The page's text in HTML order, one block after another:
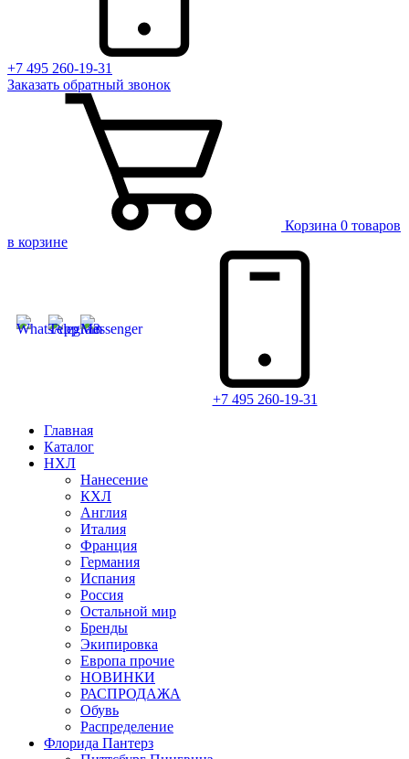
+7 495 260-19-31
Заказать обратный звонок
Корзина 0 товаров
в корзине
+7 495 260-19-31
Главная
Каталог
НХЛ
Нанесение
КХЛ
Англия
Италия
Франция
Германия
Испания
Россия
Остальной мир
Бренды
Экипировка
Европа прочие
НОВИНКИ
РАСПРОДАЖА
Обувь
Распределение
Флорида Пантерз